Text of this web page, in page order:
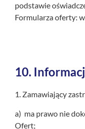
podstawie
Formularza oferty:
10.
1. Zamawiający
a) ma prawo nie
Ofert;